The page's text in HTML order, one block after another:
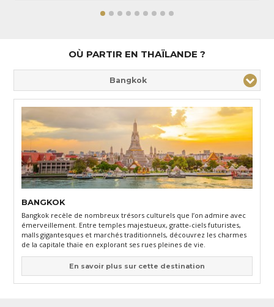
OÙ PARTIR EN THAÏLANDE ?
Bangkok
BANGKOK
Bangkok recèle de nombreux trésors culturels que l’on admire avec
émerveillement. Entre temples majestueux, gratte-ciels futuristes,
malls gigantesques et marchés traditionnels, découvrez les charmes
de la capitale thaïe en explorant ses rues pleines de vie.
En savoir plus sur cette destination